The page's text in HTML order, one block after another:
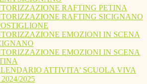
RAFTING PETINA
RAFTING SICIGNANO
EMOZIONI IN SCENA
EMOZIONI IN SCENA
ATTIVITA' SCUOLA VIVA
2024/2025